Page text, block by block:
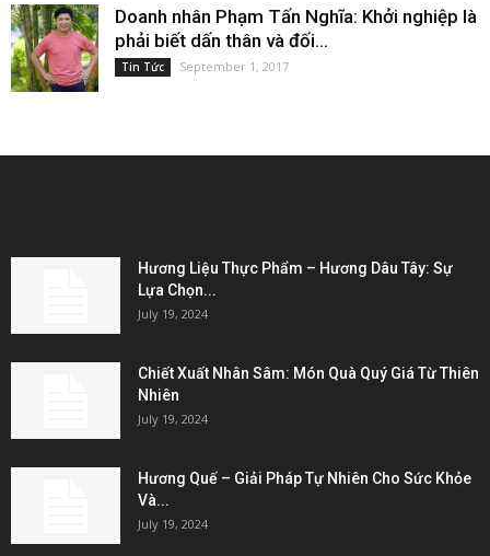
Doanh nhân Phạm Tấn Nghĩa: Khởi nghiệp là
phải biết dấn thân và đối...
Tin Tức September 1, 2017
Hương Liệu Thực Phẩm – Hương Dâu Tây: Sự
Lựa Chọn...
July 19, 2024
Chiết Xuất Nhân Sâm: Món Quà Quý Giá Từ Thiên
Nhiên
July 19, 2024
Hương Quế – Giải Pháp Tự Nhiên Cho Sức Khỏe
Và...
July 19, 2024